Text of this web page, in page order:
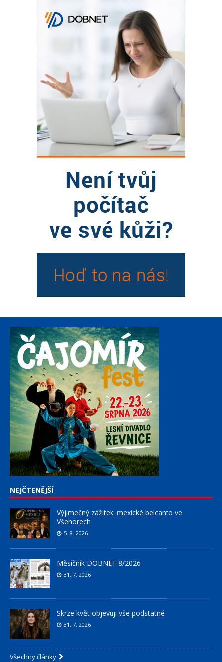
NEJČTENĚJŠÍ
Výjimečný zážitek: mexické belcanto ve
Všenorech
5. 8. 2026
Měsíčník DOBNET 8/2026
31. 7. 2026
Skrze květ objevuji vše podstatné
31. 7. 2026
Všechny články